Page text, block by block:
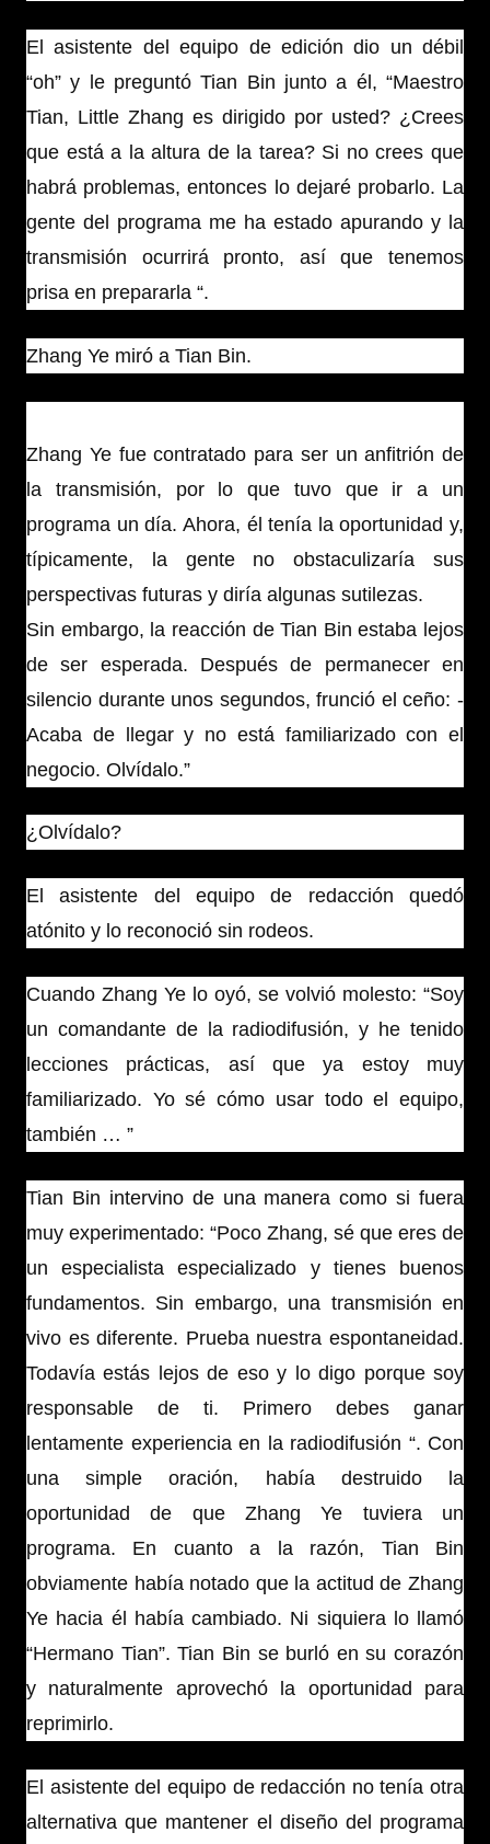
El asistente del equipo de edición dio un débil
“oh” y le preguntó Tian Bin junto a él, “Maestro
Tian, ​​Little Zhang es dirigido por usted? ¿Crees
que está a la altura de la tarea? Si no crees que
habrá problemas, entonces lo dejaré probarlo. La
gente del programa me ha estado apurando y la
transmisión ocurrirá pronto, así que tenemos
prisa en prepararla “.
Zhang Ye miró a Tian Bin.
Zhang Ye fue contratado para ser un anfitrión de
la transmisión, por lo que tuvo que ir a un
programa un día. Ahora, él tenía la oportunidad y,
típicamente, la gente no obstaculizaría sus
perspectivas futuras y diría algunas sutilezas.
Sin embargo, la reacción de Tian Bin estaba lejos
de ser esperada. Después de permanecer en
silencio durante unos segundos, frunció el ceño: -
Acaba de llegar y no está familiarizado con el
negocio. Olvídalo.”
¿Olvídalo?
El asistente del equipo de redacción quedó
atónito y lo reconoció sin rodeos.
Cuando Zhang Ye lo oyó, se volvió molesto: “Soy
un comandante de la radiodifusión, y he tenido
lecciones prácticas, así que ya estoy muy
familiarizado. Yo sé cómo usar todo el equipo,
también … ”
Tian Bin intervino de una manera como si fuera
muy experimentado: “Poco Zhang, sé que eres de
un especialista especializado y tienes buenos
fundamentos. Sin embargo, una transmisión en
vivo es diferente. Prueba nuestra espontaneidad.
Todavía estás lejos de eso y lo digo porque soy
responsable de ti. Primero debes ganar
lentamente experiencia en la radiodifusión “. Con
una simple oración, había destruido la
oportunidad de que Zhang Ye tuviera un
programa. En cuanto a la razón, Tian Bin
obviamente había notado que la actitud de Zhang
Ye hacia él había cambiado. Ni siquiera lo llamó
“Hermano Tian”. Tian Bin se burló en su corazón
y naturalmente aprovechó la oportunidad para
reprimirlo.
El asistente del equipo de redacción no tenía otra
alternativa que mantener el diseño del programa